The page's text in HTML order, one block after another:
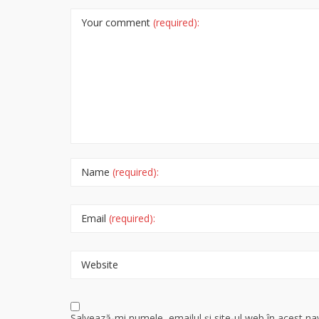
Your comment (required):
Name (required):
Email (required):
Website